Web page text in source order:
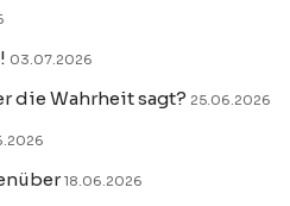
03.07.2026
die Wahrheit sagt? 25.06.2026
18.06.2026